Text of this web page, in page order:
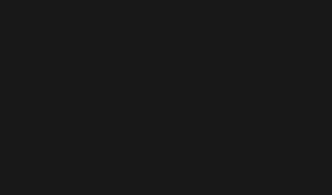
принципы работы, риски и способы хранения криптовалют